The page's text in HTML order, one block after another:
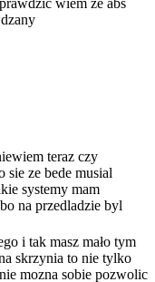
wiem ze abs
teraz czy
ze bede musial
systemy mam
na przedladzie byl
i tak masz mało tym
skrzynia to nie tylko
mozna sobie pozwolic